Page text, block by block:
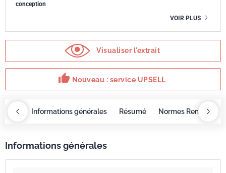
conception
VOIR PLUS
Visualiser l'extrait
thumb_up Nouveau : service UPSELL
Informations générales Résumé Normes
Informations générales